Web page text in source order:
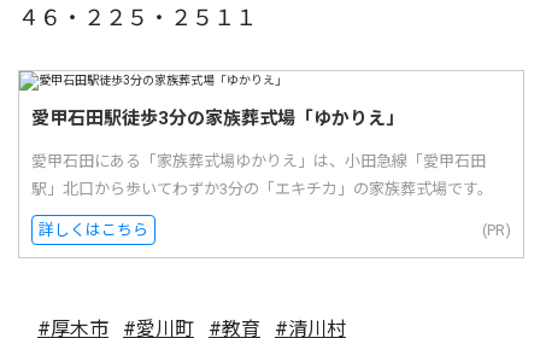
４６・２２５・２５１１
愛甲石田駅徒歩3分の家族葬式場「ゆかりえ」
愛甲石田にある「家族葬式場ゆかりえ」は、小田急線「愛甲石田
駅」北口から歩いてわずか3分の「エキチカ」の家族葬式場です。
詳しくはこちら (PR)
#厚木市 #愛川町 #教育 #清川村